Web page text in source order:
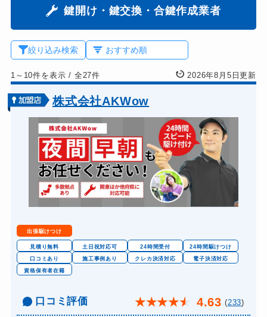
鍵開け・鍵交換・合鍵作成業者
絞り込み検索
1～10件を表示/ 全27件 2026年8月5日更新
株式会社AKWow
出張駆けつけ
見積り無料 土日祝対応可 24時間受付
24時間駆けつけ
口コミあり
施工事例あり クレカ決済対応
電子決済対応
資格保有者在籍
口コミ評価 ★★★★★ 4.63 (233)